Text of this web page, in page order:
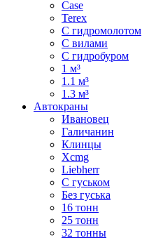
Case
Terex
С гидромолотом
С вилами
С гидробуром
1 м³
1.1 м³
1.3 м³
Автокраны
Ивановец
Галичанин
Клинцы
Xcmg
Liebherr
С гуськом
Без гуська
16 тонн
25 тонн
32 тонны